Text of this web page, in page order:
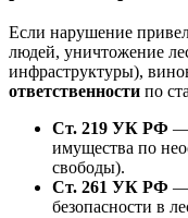
Если нарушение
людей, уничтожение
инфраструктуры),
ответственности по
Ст. 219 УК РФ —
имущества по
свободы).
Ст. 261 УК РФ —
безопасности в